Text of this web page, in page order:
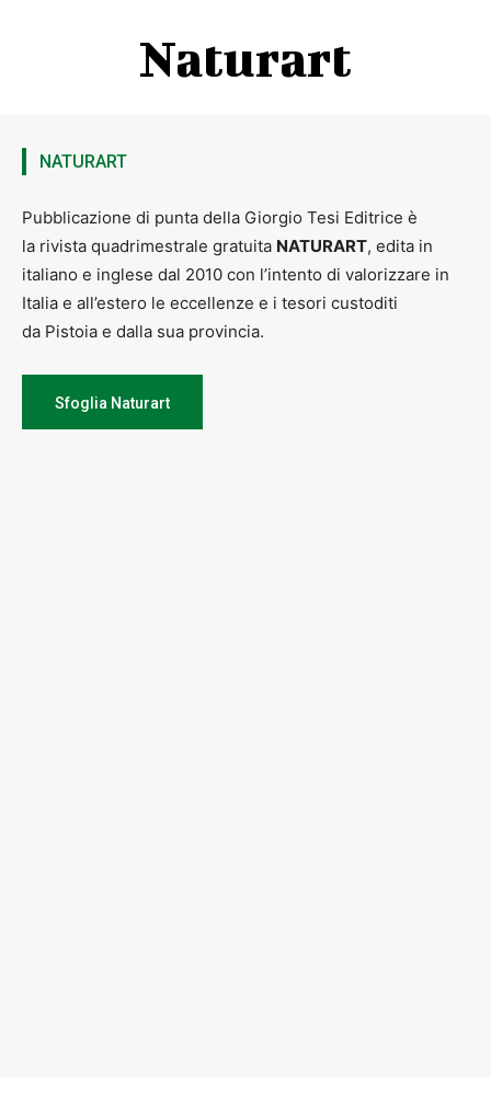
Naturart
NATURART
Pubblicazione di punta della Giorgio Tesi Editrice è
la rivista quadrimestrale gratuita NATURART, edita in
italiano e inglese dal 2010 con l’intento di valorizzare in
Italia e all’estero le eccellenze e i tesori custoditi
da Pistoia e dalla sua provincia.
Sfoglia Naturart